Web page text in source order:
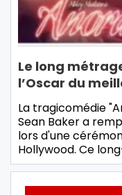
Le long
l’Oscar du
La tragicomédie
Sean Baker a
lors d'une
Hollywood. Ce